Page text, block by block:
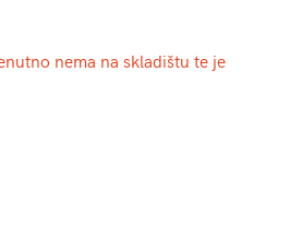
nema na skladištu te je